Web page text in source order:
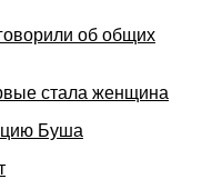
об общих
стала женщина
Буша